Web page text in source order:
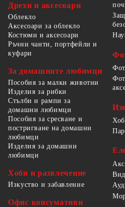
Дрехи и аксесоари
Облекло
Аксесоари за облекло
Костюми и аксесоари
Ръчни чанти, портфейли и
куфари
За домашните любимци
Пособия за малки животни
Изделия за рибки
Стълби и рампи за
домашни любимци
Пособия за сресване и
постригване на домашни
любимци
Изделия за домашни
любимци
Хоби и развлечение
Изкуство и забавление
Офис консумативи